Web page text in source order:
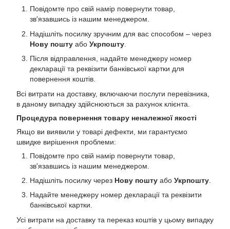
Повідомте про свій намір повернути товар,
зв'язавшись із нашим менеджером.
Надішліть посилку зручним для вас способом – через
Нову пошту або Укрпошту
Після відправлення, надайте менеджеру номер
декларації та реквізити банківської картки для
повернення коштів.
Всі витрати на доставку, включаючи послуги перевізника,
в даному випадку здійснюються за рахунок клієнта.
Процедура повернення товару неналежної якості
Якщо ви виявили у товарі дефекти, ми гарантуємо
швидке вирішення проблеми:
Повідомте про свій намір повернути товар,
зв'язавшись із нашим менеджером.
Надішліть посилку через Нову пошту або Укрпошту
Надайте менеджеру номер декларації та реквізити
банківської картки.
Усі витрати на доставку та переказ коштів у цьому випадку